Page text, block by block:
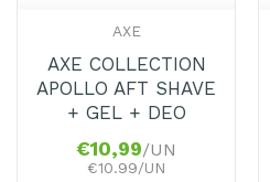
AXE
AXE COLLECTION
APOLLO AFT SHAVE
+ GEL + DEO
€10,99/UN
€10.99/UN